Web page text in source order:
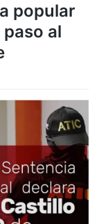
popular
al